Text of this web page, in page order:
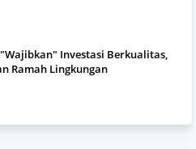
Investasi Berkualitas,
Ramah Lingkungan